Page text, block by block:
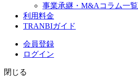
事業承継・M&Aコラム一覧
利用料金
TRANBIガイド
会員登録
ログイン
閉じる